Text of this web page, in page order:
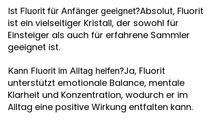
Ist Fluorit für Anfänger geeignet?Absolut, Fluorit
ist ein vielseitiger Kristall, der sowohl für
Einsteiger als auch für erfahrene Sammler
geeignet ist.
Kann Fluorit im Alltag helfen?Ja, Fluorit
unterstützt emotionale Balance, mentale
Klarheit und Konzentration, wodurch er im
Alltag eine positive Wirkung entfalten kann.